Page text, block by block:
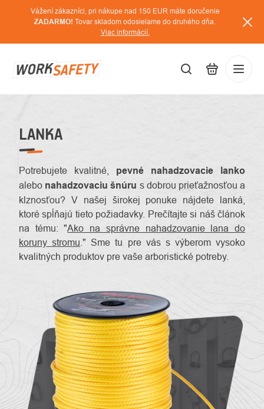
Vážení zákazníci, pri nákupe nad 150 EUR máte doručenie
ZADARMO! Tovar skladom odosielame do druhého dňa.
Viac informácií.
LANKA
Potrebujete kvalitné, pevné nahadzovacie lanko
alebo nahadzovaciu šnúru s dobrou prieťažnosťou a
klznosťou? V našej širokej ponuke nájdete lanká,
ktoré spĺňajú tieto požiadavky. Prečítajte si náš článok
na tému: "Ako na správne nahadzovanie lana do
koruny stromu ." Sme tu pre vás s výberom vysoko
kvalitných produktov pre vaše arboristické potreby.